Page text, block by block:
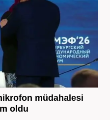
müdahalesi
oldu